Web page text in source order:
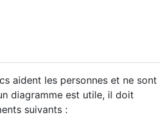
aident les personnes et ne sont
diagramme est utile, il doit
suivants :